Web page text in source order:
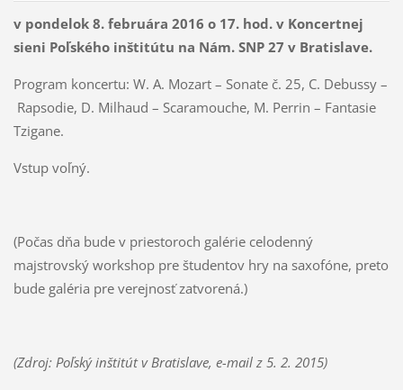
v pondelok 8. februára 2016 o 17. hod. v Koncertnej
sieni Poľského inštitútu na Nám. SNP 27 v Bratislave.
Program koncertu: W. A. Mozart – Sonate č. 25, C. Debussy –
Rapsodie, D. Milhaud – Scaramouche, M. Perrin – Fantasie
Tzigane.
Vstup voľný.
(Počas dňa bude v priestoroch galérie celodenný
majstrovský workshop pre študentov hry na saxofóne, preto
bude galéria pre verejnosť zatvorená.)
(Zdroj: Poľský inštitút v Bratislave, e-mail z 5. 2. 2015)